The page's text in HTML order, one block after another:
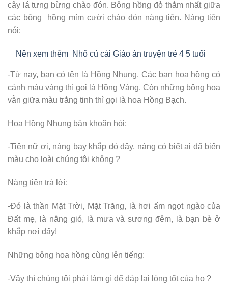
cây lá tưng bừng chào đón. Bông hồng đỏ thắm nhất giữa
các bông hồng mỉm cười chào đón nàng tiên. Nàng tiên
nói:
Nên xem thêm Nhổ củ cải Giáo án truyện trẻ 4 5 tuổi
-Từ nay, bạn có tên là Hồng Nhung. Các bạn hoa hồng có
cánh màu vàng thì gọi là Hồng Vàng. Còn những bông hoa
vẫn giữa màu trắng tinh thì gọi là hoa Hồng Bạch.
Hoa Hồng Nhung băn khoăn hỏi:
-Tiên nữ ơi, nàng bay khắp đó đây, nàng có biết ai đã biến
màu cho loài chúng tôi không ?
Nàng tiên trả lời:
-Đó là thần Mặt Trời, Mặt Trăng, là hơi ấm ngọt ngào của
Đất mẹ, là nắng gió, là mưa và sương đêm, là bạn bè ở
khắp nơi đấy!
Những bông hoa hồng cùng lên tiếng:
-Vậy thì chúng tôi phải làm gì để đáp lại lòng tốt của họ ?